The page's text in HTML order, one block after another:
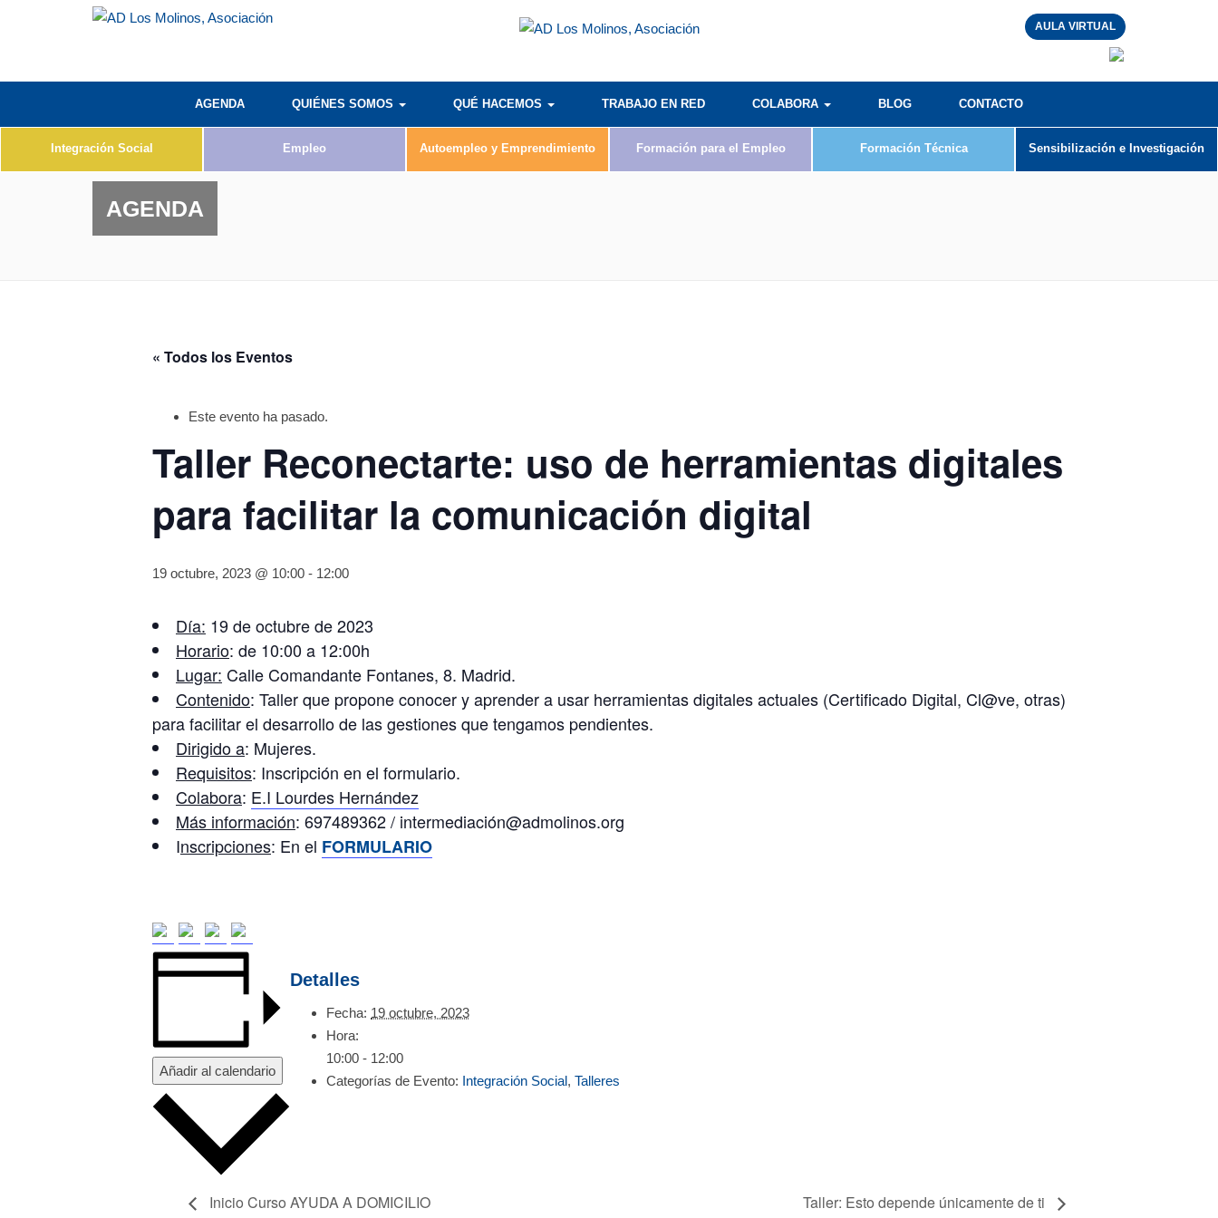
AULA VIRTUAL
AGENDA QUIÉNES SOMOS QUÉ HACEMOS TRABAJO EN RED COLABORA BLOG CONTACTO
Integración Social Empleo Autoempleo y Emprendimiento Formación para el Empleo Formación Técnica Sensibilización e Investigación
AGENDA
« Todos los Eventos
Este evento ha pasado.
Taller Reconectarte: uso de herramientas digitales
para facilitar la comunicación digital
19 octubre, 2023 @ 10:00 - 12:00
Día: 19 de octubre de 2023
Horario: de 10:00 a 12:00h
Lugar: Calle Comandante Fontanes, 8. Madrid.
Contenido: Taller que propone conocer y aprender a usar herramientas digitales actuales (Certificado Digital, Cl@ve, otras)
para facilitar el desarrollo de las gestiones que tengamos pendientes.
Dirigido a: Mujeres.
Requisitos: Inscripción en el formulario.
Colabora: E.I Lourdes Hernández
Más información: 697489362 / intermediación@admolinos.org
Inscripciones: En el FORMULARIO
Añadir al calendario
Detalles
Fecha: 19 octubre, 2023
Hora:
10:00 - 12:00
Categorías de Evento: Integración Social, Talleres
Inicio Curso AYUDA A DOMICILIO Taller: Esto depende únicamente de ti